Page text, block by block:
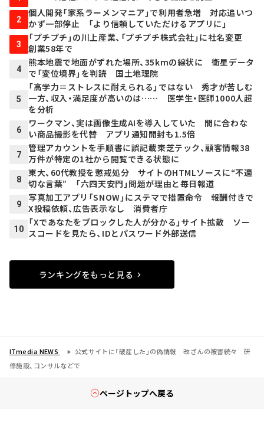
2
個人開発「家系ラーメンマニア」で利用者急増 対応追いつ
かず一部停止 「より信頼していただけるアプリに」
3
「プチプチ」の川上産業、「プチプチ株式会社」に社名変更
創業58年で
4
熊本地震で地面がずれた場所、35kmの線状に 衛星データ
で「変位境界」を判読 国土地理院
5
「高学力＝ストレスに耐えられる」ではない 秀才が苦しむ
一方、収入・満足度が高いのは…… 医学生・医師1000人超
を分析
6
ワークマン、実は画像生成AIを導入していた 間に合わな
い商品撮影を代替 アプリ通知開封も1.5倍
7
管理アカウントを手順書に誤記載――東芝テック、顧客情報38
万件が特定の1社から閲覧できる状態に
8
東大、60代教授を懲戒処分 サイトのHTMLソースに“不適
切な言葉” 「六四天安門」問題が理由と毎日報道
9
写真加工アプリ「SNOW」にステマで措置命令 報酬付きで
X投稿依頼、広告表示なし 消費者庁
10
「Xであなたをブロックした人が分かる」サイト拡散 ソー
スコードを見たら、IDとパスワード外部送信
ランキングをもっと見る
ITmedia NEWS
公式サイトに「破産した」の偽情報 改ざんの被害続々 研
修施設、コンサルなどで
ページトップへ戻る